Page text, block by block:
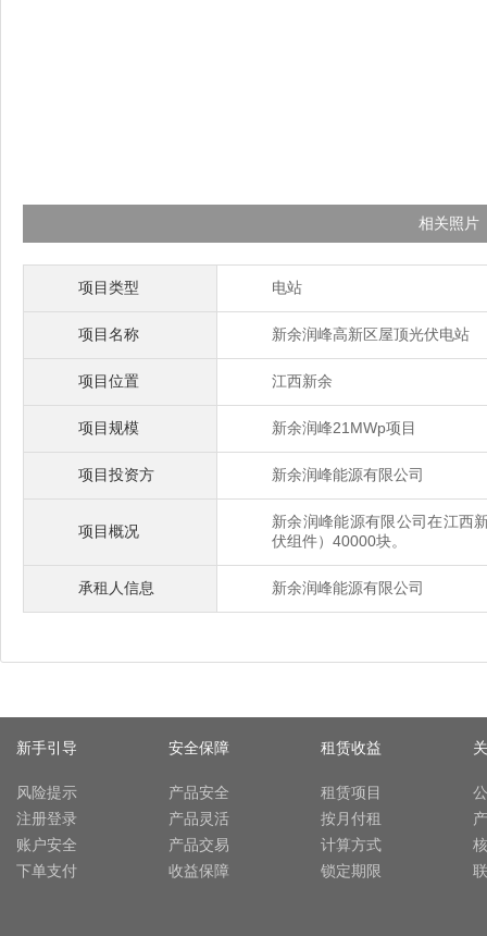
相关照片
项目类型 电站
项目名称 新余润峰高新区屋顶光伏电站
项目位置 江西新余
项目规模 新余润峰21MWp项目
项目投资方 新余润峰能源有限公司
项目概况
新余润峰能源有限公司在江西
伏组件）40000块。
承租人信息 新余润峰能源有限公司
新手引导
风险提示
注册登录
账户安全
下单支付
安全保障
产品安全
产品灵活
产品交易
收益保障
租赁收益
租赁项目
按月付租
计算方式
锁定期限